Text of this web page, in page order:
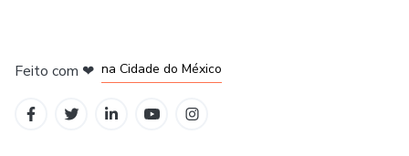
Feito com ❤ na Cidade do México